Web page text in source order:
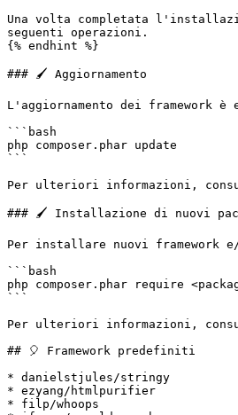
Una volta completata
seguenti operazioni.
{% endhint %}
### 🖌️ Aggiornamento
L'aggiornamento dei framework
```bash
php composer.phar update
```
Per ulteriori informazioni,
### 🖌️ Installazione di nuovi
Per installare nuovi framework
```bash
php composer.phar require
```
Per ulteriori informazioni,
## 🎈 Framework predefiniti
* danielstjules/stringy
* ezyang/htmlpurifier
* filp/whoops